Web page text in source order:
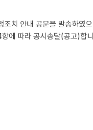
조치 안내 공문을 발송하였
항에 따라 공시송달(공고)합